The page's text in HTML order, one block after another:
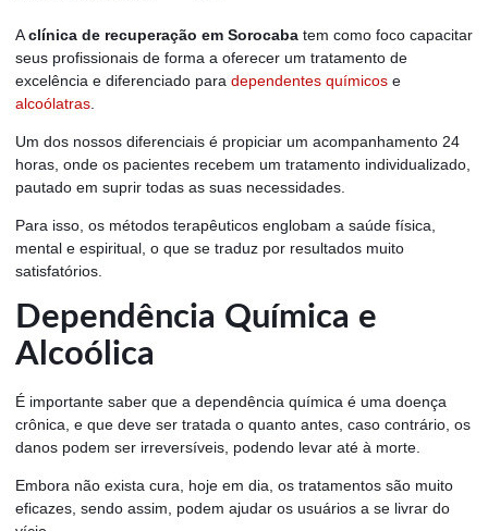
Aclínica de recuperação em Sorocaba tem como foco capacitar
seus profissionais de forma a oferecer um tratamento de
excelência e diferenciado para dependentes químicos e
alcoólatras
Um dos nossos diferenciais é propiciar um acompanhamento 24
horas, onde os pacientes recebem um tratamento individualizado,
pautado em suprir todas as suas necessidades.
Para isso, os métodos terapêuticos englobam a saúde física,
mental e espiritual, o que se traduz por resultados muito
satisfatórios.
Dependência Química e
Alcoólica
É importante saber que a dependência química é uma doença
crônica, e que deve ser tratada o quanto antes, caso contrário, os
danos podem ser irreversíveis, podendo levar até à morte.
Embora não exista cura, hoje em dia, os tratamentos são muito
eficazes, sendo assim, podem ajudar os usuários a se livrar do